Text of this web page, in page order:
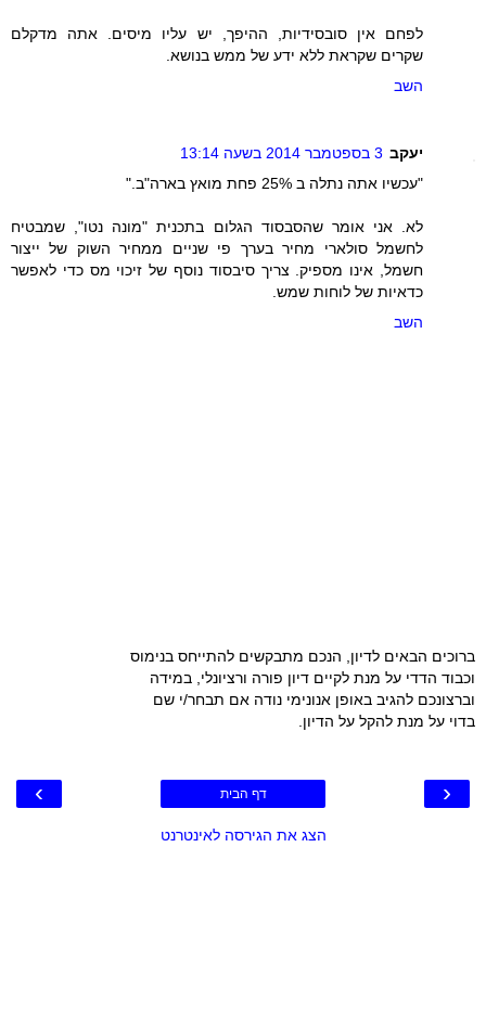
לפחם אין סובסידיות, ההיפך, יש עליו מיסים. אתה מדקלם
שקרים שקראת ללא ידע של ממש בנושא.
השב
יעקב 3 בספטמבר 2014 בשעה 13:14
"עכשיו אתה נתלה ב 25% פחת מואץ בארה"ב."
לא. אני אומר שהסבסוד הגלום בתכנית "מונה נטו", שמבטיח
לחשמל סולארי מחיר בערך פי שניים ממחיר השוק של ייצור
חשמל, אינו מספיק. צריך סיבסוד נוסף של זיכוי מס כדי לאפשר
כדאיות של לוחות שמש.
השב
ברוכים הבאים לדיון, הנכם מתבקשים להתייחס בנימוס
וכבוד הדדי על מנת לקיים דיון פורה ורציונלי, במידה
וברצונכם להגיב באופן אנונימי נודה אם תבחר/י שם
בדוי על מנת להקל על הדיון.
‹
› דף הבית
הצג את הגירסה לאינטרנט